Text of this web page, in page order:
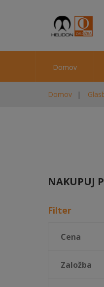
Domov
Domov
NAKUPUJ
Filter
Cena
Založba